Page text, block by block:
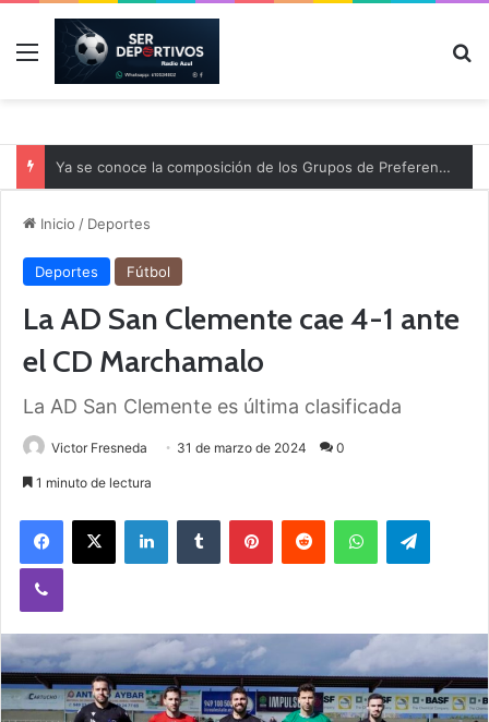
Menú
Ya se conoce la composición de los Grupos de Preferente y el calendario
Inicio / Deportes
Deportes Fútbol
La AD San Clemente cae 4-1 ante
el CD Marchamalo
La AD San Clemente es última clasificada
Victor Fresneda 31 de marzo de 2024 0
1 minuto de lectura